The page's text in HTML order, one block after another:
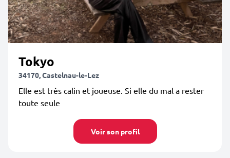
Tokyo
34170, Castelnau-le-Lez
Elle est très calin et joueuse. Si elle du mal a rester
toute seule
Voir son profil